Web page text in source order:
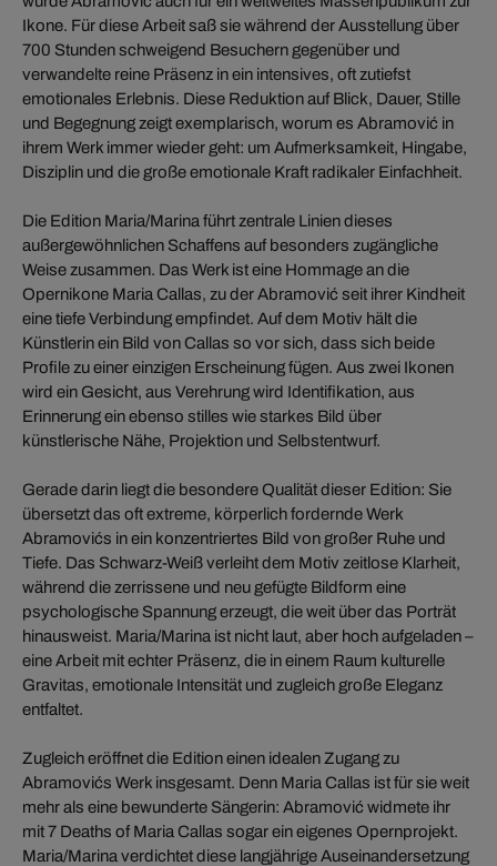
Ikone. Für diese Arbeit saß sie während der Ausstellung über
700 Stunden schweigend Besuchern gegenüber und
verwandelte reine Präsenz in ein intensives, oft zutiefst
emotionales Erlebnis. Diese Reduktion auf Blick, Dauer, Stille
und Begegnung zeigt exemplarisch, worum es Abramović in
ihrem Werk immer wieder geht: um Aufmerksamkeit, Hingabe,
Disziplin und die große emotionale Kraft radikaler Einfachheit.
Die Edition Maria/Marina führt zentrale Linien dieses
außergewöhnlichen Schaffens auf besonders zugängliche
Weise zusammen. Das Werk ist eine Hommage an die
Opernikone Maria Callas, zu der Abramović seit ihrer Kindheit
eine tiefe Verbindung empfindet. Auf dem Motiv hält die
Künstlerin ein Bild von Callas so vor sich, dass sich beide
Profile zu einer einzigen Erscheinung fügen. Aus zwei Ikonen
wird ein Gesicht, aus Verehrung wird Identifikation, aus
Erinnerung ein ebenso stilles wie starkes Bild über
künstlerische Nähe, Projektion und Selbstentwurf.
Gerade darin liegt die besondere Qualität dieser Edition: Sie
übersetzt das oft extreme, körperlich fordernde Werk
Abramovićs in ein konzentriertes Bild von großer Ruhe und
Tiefe. Das Schwarz-Weiß verleiht dem Motiv zeitlose Klarheit,
während die zerrissene und neu gefügte Bildform eine
psychologische Spannung erzeugt, die weit über das Porträt
hinausweist. Maria/Marina ist nicht laut, aber hoch aufgeladen –
eine Arbeit mit echter Präsenz, die in einem Raum kulturelle
Gravitas, emotionale Intensität und zugleich große Eleganz
entfaltet.
Zugleich eröffnet die Edition einen idealen Zugang zu
Abramovićs Werk insgesamt. Denn Maria Callas ist für sie weit
mehr als eine bewunderte Sängerin: Abramović widmete ihr
mit 7 Deaths of Maria Callas sogar ein eigenes Opernprojekt.
Maria/Marina verdichtet diese langjährige Auseinandersetzung